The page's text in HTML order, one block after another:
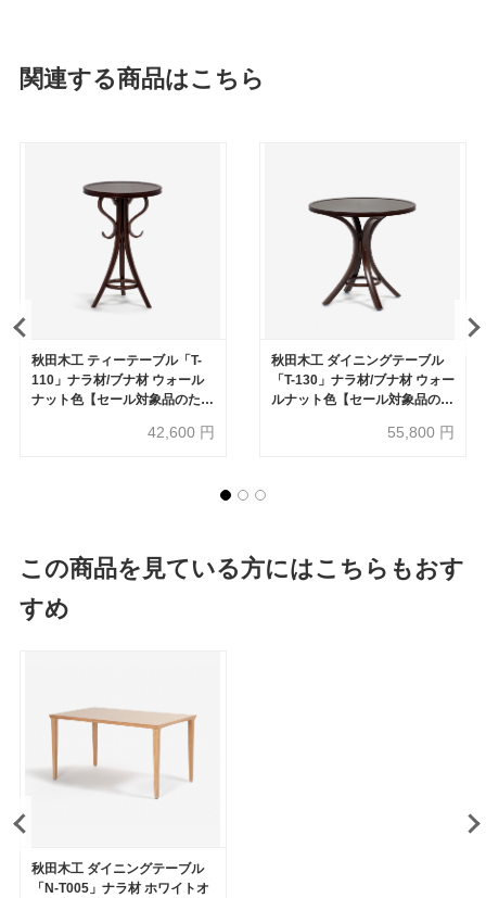
関連する商品はこちら
秋田木工 ティーテーブル「T-
110」ナラ材/ブナ材 ウォール
ナット色【セール対象品のため
42,600 円
秋田木工 ダイニングテーブル
「T-130」ナラ材/ブナ材 ウォー
ルナット色【セール対象品のた
55,800 円
この商品を見ている方にはこちらもおす
すめ
秋田木工 ダイニングテーブル
「N-T005」ナラ材 ホワイトオ